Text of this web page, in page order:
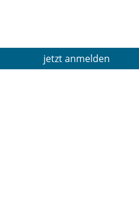
jetzt anmelden